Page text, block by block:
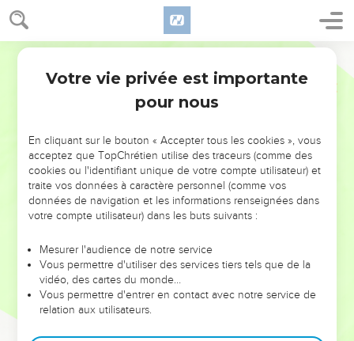
NE MANQUEZ PAS L’ÉVÉNEMENT
DE L’ANNÉE !
ET SI LEURS ERREURS POUVAIENT VOUS ÉVITER LES
VOTRES ?
leur foi ou leur vision. Mais on voit moins les doutes, les erreurs
et les saisons difficiles qu'ils ont traversés, alors même que ce
sont elles qui les ont façonnés.
Dans cette conférence, leaders, entrepreneurs, et responsables
Votre vie privée est importante
pour nous
En cliquant sur le bouton « Accepter tous les cookies », vous
acceptez que TopChrétien utilise des traceurs (comme des
cookies ou l'identifiant unique de votre compte utilisateur) et
traite vos données à caractère personnel (comme vos
données de navigation et les informations renseignées dans
votre compte utilisateur) dans les buts suivants :
Mesurer l'audience de notre service
Vous permettre d'utiliser des services tiers tels que de la
vidéo, des cartes du monde…
Vous permettre d'entrer en contact avec notre service de
relation aux utilisateurs.